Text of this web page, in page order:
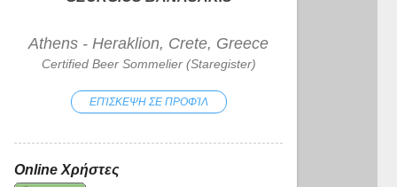
Athens - Heraklion, Crete, Greece
Certified Beer Sommelier (Staregister)
ΕΠΊΣΚΕΨΗ ΣΕ ΠΡΟΦΊΛ
Online Χρήστες